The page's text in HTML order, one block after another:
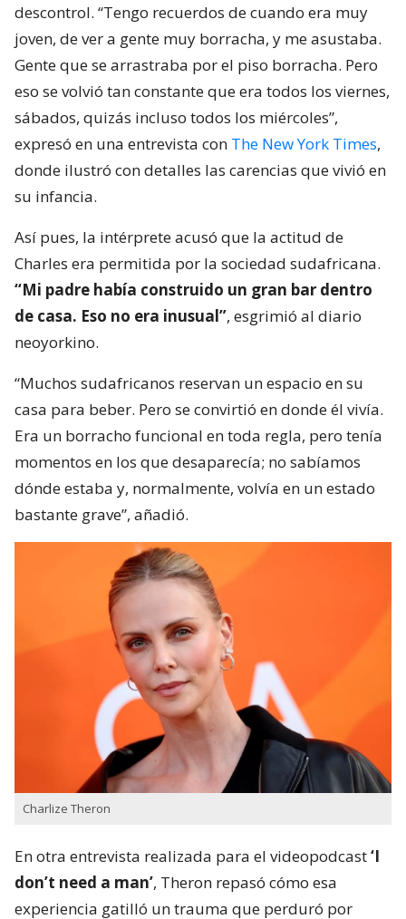
descontrol. “Tengo recuerdos de cuando era muy
joven, de ver a gente muy borracha, y me asustaba.
Gente que se arrastraba por el piso borracha. Pero
eso se volvió tan constante que era todos los viernes,
sábados, quizás incluso todos los miércoles”,
expresó en una entrevista con The New York Times,
donde ilustró con detalles las carencias que vivió en
su infancia.
Así pues, la intérprete acusó que la actitud de
Charles era permitida por la sociedad sudafricana.
“Mi padre había construido un gran bar dentro
de casa. Eso no era inusual”, esgrimió al diario
neoyorkino.
“Muchos sudafricanos reservan un espacio en su
casa para beber. Pero se convirtió en donde él vivía.
Era un borracho funcional en toda regla, pero tenía
momentos en los que desaparecía; no sabíamos
dónde estaba y, normalmente, volvía en un estado
bastante grave”, añadió.
Charlize Theron
En otra entrevista realizada para el videopodcast‘I
don’t need a man’, Theron repasó cómo esa
experiencia gatilló un trauma que perduró por